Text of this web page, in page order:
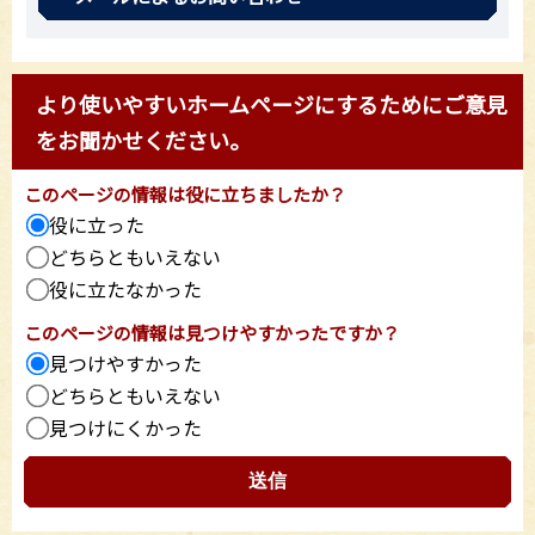
より使いやすいホームページにするためにご意見
をお聞かせください。
このページの情報は役に立ちましたか？
役に立った
どちらともいえない
役に立たなかった
このページの情報は見つけやすかったですか？
見つけやすかった
どちらともいえない
見つけにくかった